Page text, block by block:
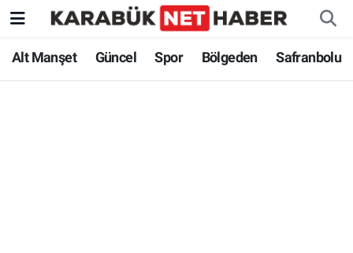
Alt Manşet Güncel Spor Bölgeden Safranbolu